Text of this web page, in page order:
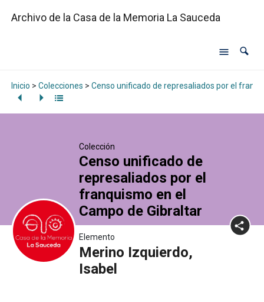
Archivo de la Casa de la Memoria La Sauceda
Inicio > Colecciones > Censo unificado de represaliados por el
Colección
Censo unificado de
represaliados por el
franquismo en el
Campo de Gibraltar
Elemento
Merino Izquierdo,
Isabel